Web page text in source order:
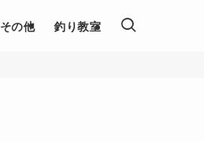
その他 釣り教室